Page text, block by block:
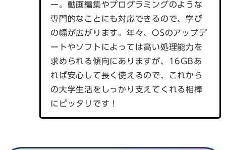
ー。動画編集やプログラミングのような
専門的なことにも対応できるので、学び
の幅が広がります。年々、OSのアップデ
ートやソフトによっては高い処理能力を
求められる傾向にありますが、16GBあ
れば安心して長く使えるので、これから
の大学生活をしっかり支えてくれる相棒
にピッタリです！